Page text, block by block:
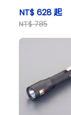
NT$ 628 起
NT$ 785